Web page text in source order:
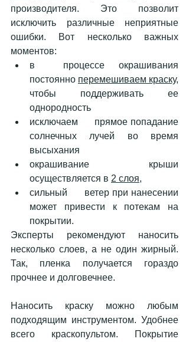
производителя. Это позволит
исключить различные неприятные
ошибки. Вот несколько важных
моментов:
в  процессе окрашивания
постоянно перемешиваем краску,
чтобы поддерживать ее
однородность
исключаем      прямое попадание
солнечных лучей во время
высыхания
окрашивание      крыши
осуществляется в 2 слоя,
сильный      ветер при нанесении
может привести к потекам на
покрытии.
Эксперты рекомендуют наносить
несколько слоев, а не один жирный.
Так, пленка получается гораздо
прочнее и долговечнее.
Наносить краску можно любым
подходящим инструментом. Удобнее
всего краскопультом. Покрытие